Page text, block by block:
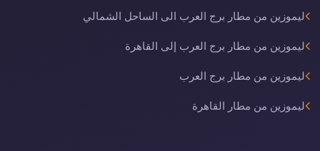
ليموزين من مطار برج العرب الى الساحل الشمالي
ليموزين من مطار برج العرب إلى القاهرة
ليموزين من مطار برج العرب
ليموزين من مطار القاهرة